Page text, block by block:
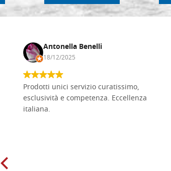
Antonella Benelli
18/12/2025
Prodotti unici servizio curatissimo,
esclusività e competenza. Eccellenza
italiana.